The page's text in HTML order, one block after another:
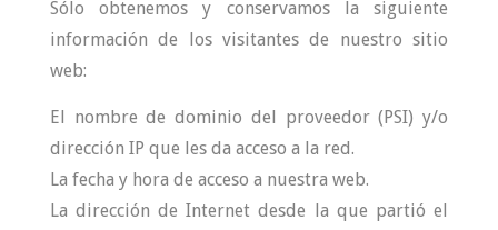
Sólo obtenemos y conservamos la siguiente
información de los visitantes de nuestro sitio
web:
El nombre de dominio del proveedor (PSI) y/o
dirección IP que les da acceso a la red.
La fecha y hora de acceso a nuestra web.
La dirección de Internet desde la que partió el